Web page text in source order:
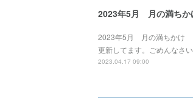
2023年5月 月の満ち
2023年5月 月の満ちかけ
更新してます。ごめんなさ
2023.04.17 09:00